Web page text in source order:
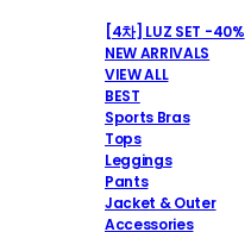
[4차] LUZ SET -40%
NEW ARRIVALS
VIEW ALL
BEST
Sports Bras
Tops
Leggings
Pants
Jacket & Outer
Accessories